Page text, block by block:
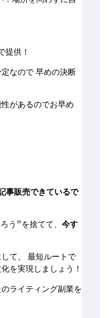
提供！
なので 早めの決断
があるのでお早め
事販売できているで
う"を捨てて、 今す
て、 最短ルートで
を実現しましょう！
ライティング副業を